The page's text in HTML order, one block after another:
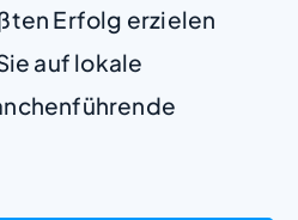
Erfolg erzielen
auf lokale